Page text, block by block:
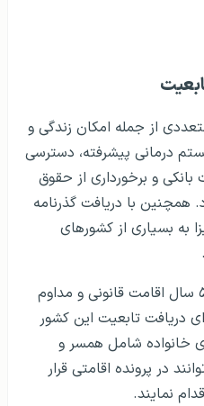
از جمله امکان زندگی و
درمانی پیشرفته، دسترسی
و برخورداری از حقوق
همچنین با دریافت گذرنامه
به بسیاری از کشورهای
به‌طور معمول، پس از حداقل ۵ سال اقامت قانونی و مداوم
دریافت تابعیت این کشور
خانواده شامل همسر و
در پرونده اقامتی قرار
نمایند.